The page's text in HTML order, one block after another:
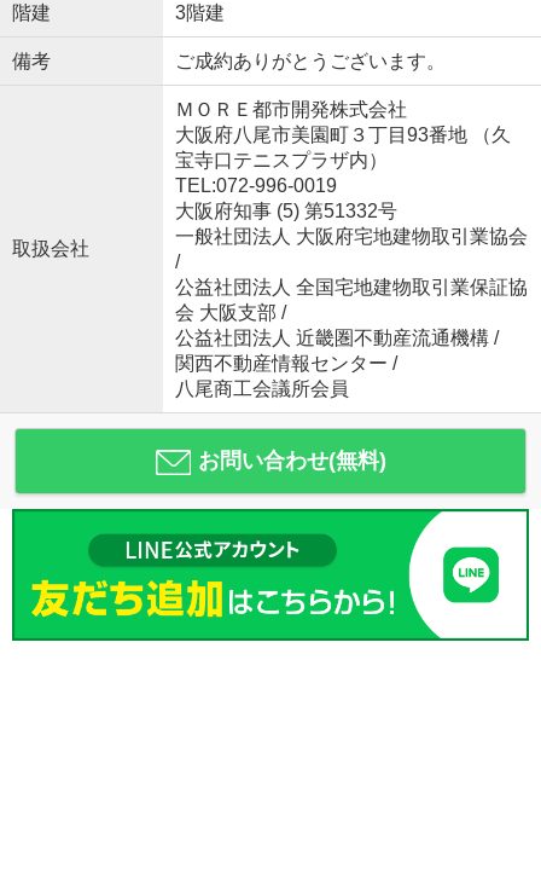
階建 3階建
備考 ご成約ありがとうございます。
取扱会社
ＭＯＲＥ都市開発株式会社
大阪府八尾市美園町３丁目93番地 （久
宝寺口テニスプラザ内）
TEL:072-996-0019
大阪府知事 (5) 第51332号
一般社団法人 大阪府宅地建物取引業協会
/
公益社団法人 全国宅地建物取引業保証協
会 大阪支部 /
公益社団法人 近畿圏不動産流通機構 /
関西不動産情報センター /
八尾商工会議所会員
お問い合わせ(無料)